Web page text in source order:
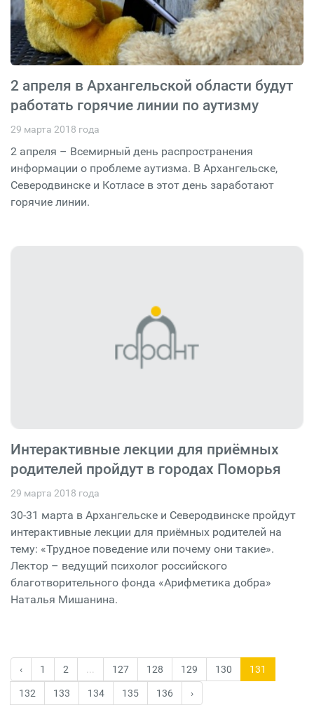
2 апреля в Архангельской области будут
работать горячие линии по аутизму
29 марта 2018 года
2 апреля – Всемирный день распространения
информации о проблеме аутизма. В Архангельске,
Северодвинске и Котласе в этот день заработают
горячие линии.
Интерактивные лекции для приёмных
родителей пройдут в городах Поморья
29 марта 2018 года
30-31 марта в Архангельске и Северодвинске пройдут
интерактивные лекции для приёмных родителей на
тему: «Трудное поведение или почему они такие».
Лектор – ведущий психолог российского
благотворительного фонда «Арифметика добра»
Наталья Мишанина.
‹ 1 2 127 128 129 130 131
132 133 134 135 136 ›